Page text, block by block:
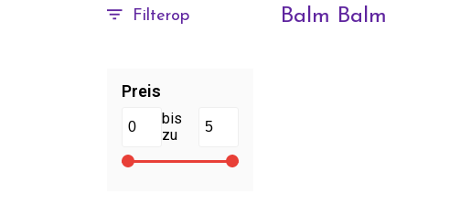
Filterop
Preis
bis
zu
Balm Balm